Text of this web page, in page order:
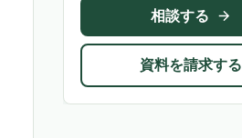
相談する
資料を請求する